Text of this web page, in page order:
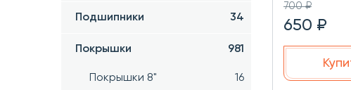
Подшипники 34
Покрышки 981
Покрышки 8"
16
700 ₽
650 ₽